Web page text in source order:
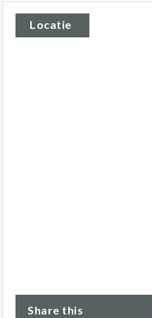
Locatie
Share this